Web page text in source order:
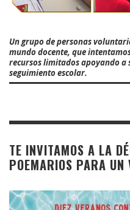
Un grupo de personas
mundo docente, que
recursos limitados apoyando a
seguimiento escolar.
TE INVITAMOS A LA
POEMARIOS PARA UN